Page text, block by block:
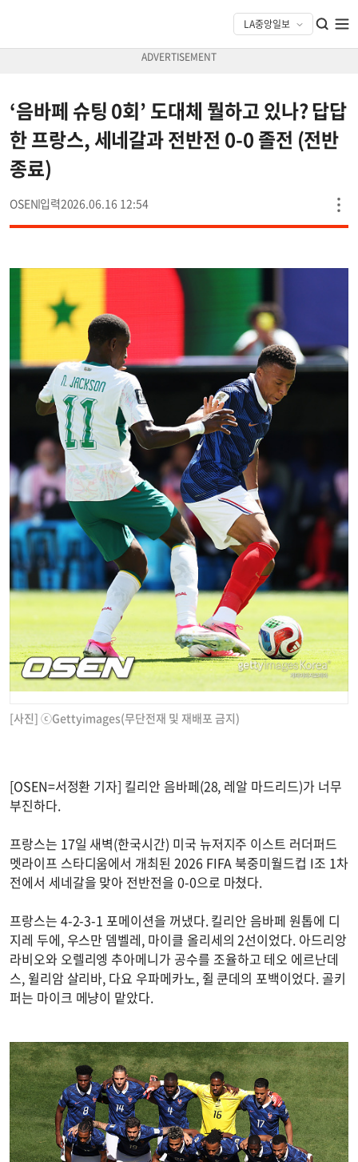
‘음바페 슈팅 0회’ 도대체 뭘하고 있나? 답답
한 프랑스, 세네갈과 전반전 0-0 졸전 (전반
종료)
OSEN 2026.06.16 12:54
[사진] ⓒGettyimages(무단전재 및 재배포 금지)
[OSEN=서정환 기자] 킬리안 음바페(28, 레알 마드리드)가 너무
부진하다.
프랑스는 17일 새벽(한국시간) 미국 뉴저지주 이스트 러더퍼드
멧라이프 스타디움에서 개최된 2026 FIFA 북중미월드컵 I조 1차
전에서 세네갈을 맞아 전반전을 0-0으로 마쳤다.
프랑스는 4-2-3-1 포메이션을 꺼냈다. 킬리안 음바페 원톱에 디
지레 두에, 우스만 뎀벨레, 마이클 올리세의 2선이었다. 아드리앙
라비오와 오렐리엥 추아메니가 공수를 조율하고 테오 에르난데
스, 윌리암 살리바, 다요 우파메카노, 쥘 쿤데의 포백이었다. 골키
퍼는 마이크 메냥이 맡았다.